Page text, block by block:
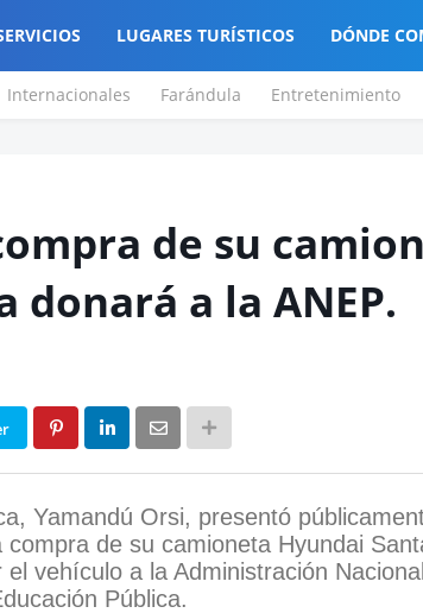
LUGARES TURÍSTICOS DÓNDE
Internacionales Farándula Entretenimiento
de su
donará a la ANEP.
Yamandú Orsi, presentó
de su camioneta Hyundai
vehículo a la Administración
Pública.